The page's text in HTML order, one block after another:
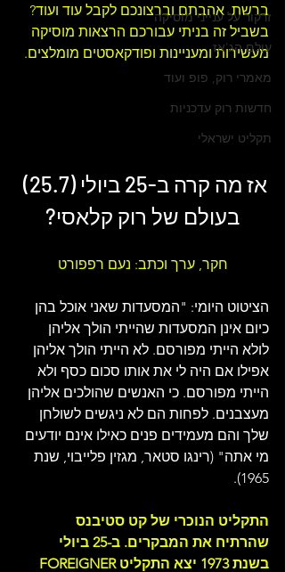
זרקור על ענייני מוסיקה
עולם הג'אז
מאמרי רוק, פופ ועוד
חדשות רוק עדכניות
תקליט ישראלי
ברשת. אהבתם וברצונכם לקבל עוד ועוד?
בשביל זה בניתי עבורכם הרצאות מוסיקה
מעשירות ומעניינות ופודקאסטים מומלצים.
אז מה קרה ב-25 ביולי (25.7)
בעולם של רוק קלאסי?
חקר, ערך וכתב: נעם רפפורט
הציטוט היומי: "המסעדות שאני אוכל בהן
כיום אינן המסעדות שהייתי הולך אליהן
לולא הייתי מפורסם. לא הייתי הולך אליהן
אפילו אם היה לי את אותו סכום כסף ולא
הייתי מפורסם. כי האנשים שהולכים אליהן
מעצבנים. לפחות הם לא ניגשים לשולחן
שלך והם מעמידים פנים כאילו אינם יודעים
מי אתה" (רינגו סטאר, מגזין פלייבוי, שנת
1965).
התקליט הנוכרי של קט סטיבנס
שהרתיח את המבקרים. ב-25 ביולי